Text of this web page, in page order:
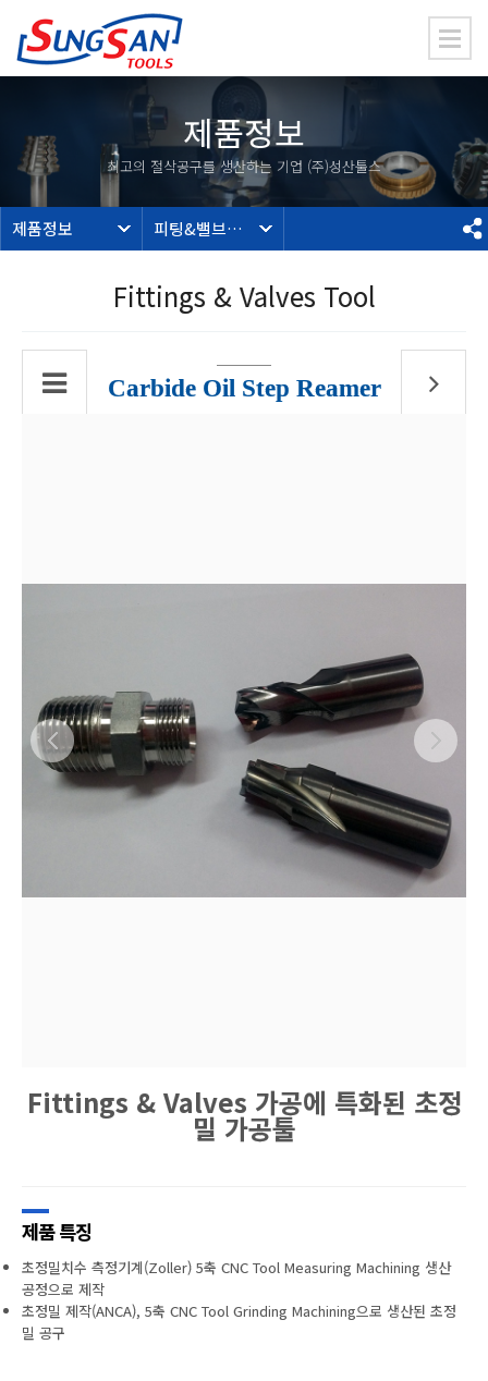
제품정보
최고의 절삭공구를 생산하는 기업 (주)성산툴스
제품정보 피팅&밸브가공툴
Fittings & Valves Tool
Carbide Oil Step Reamer
Fittings & Valves 가공에 특화된 초정
밀 가공툴
제품 특징
초정밀치수 측정기계(Zoller) 5축 CNC Tool Measuring Machining 생산
공정으로 제작
초정밀 제작(ANCA), 5축 CNC Tool Grinding Machining으로 생산된 초정
밀 공구